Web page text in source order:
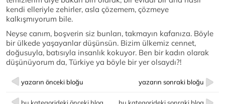
kendi elleriyle zehirler, asla çözemem, çözmeye
kalkışmıyorum bile.
Neyse canım, boşverin siz bunları, takmayın kafanıza. Böyle
bir ülkede yaşayanlar düşünsün. Bizim ülkemiz cennet,
doğusuyla, batısıyla insanlık kokuyor. Ben bir kadın olarak
düşünüyorum da, Türkiye ya böyle bir yer olsaydı?!
yazarın önceki bloğu yazarın sonraki bloğu